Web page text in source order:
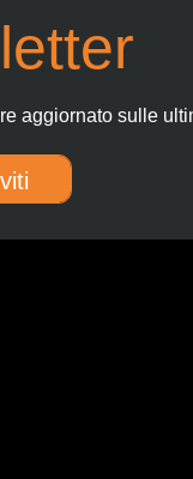
aggiornato sulle